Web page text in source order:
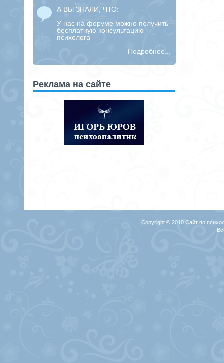
А ВЫ ЗНАЛИ, ЧТО:
У нас на форуме можно получить
бесплатную консультацию
психолога
Подробнее...
Реклама на сайте
Copyright © 2010 Сайт по